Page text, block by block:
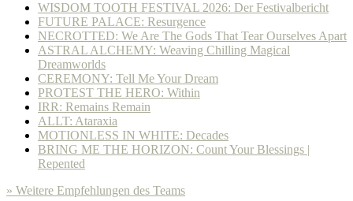
WISDOM TOOTH FESTIVAL 2026: Der Festivalbericht
FUTURE PALACE: Resurgence
NECROTTED: We Are The Gods That Tear Ourselves Apart
ASTRAL ALCHEMY: Weaving Chilling Magical
Dreamworlds
CEREMONY: Tell Me Your Dream
PROTEST THE HERO: Within
IRR: Remains Remain
ALLT: Ataraxia
MOTIONLESS IN WHITE: Decades
BRING ME THE HORIZON: Count Your Blessings |
Repented
» Weitere Empfehlungen des Teams